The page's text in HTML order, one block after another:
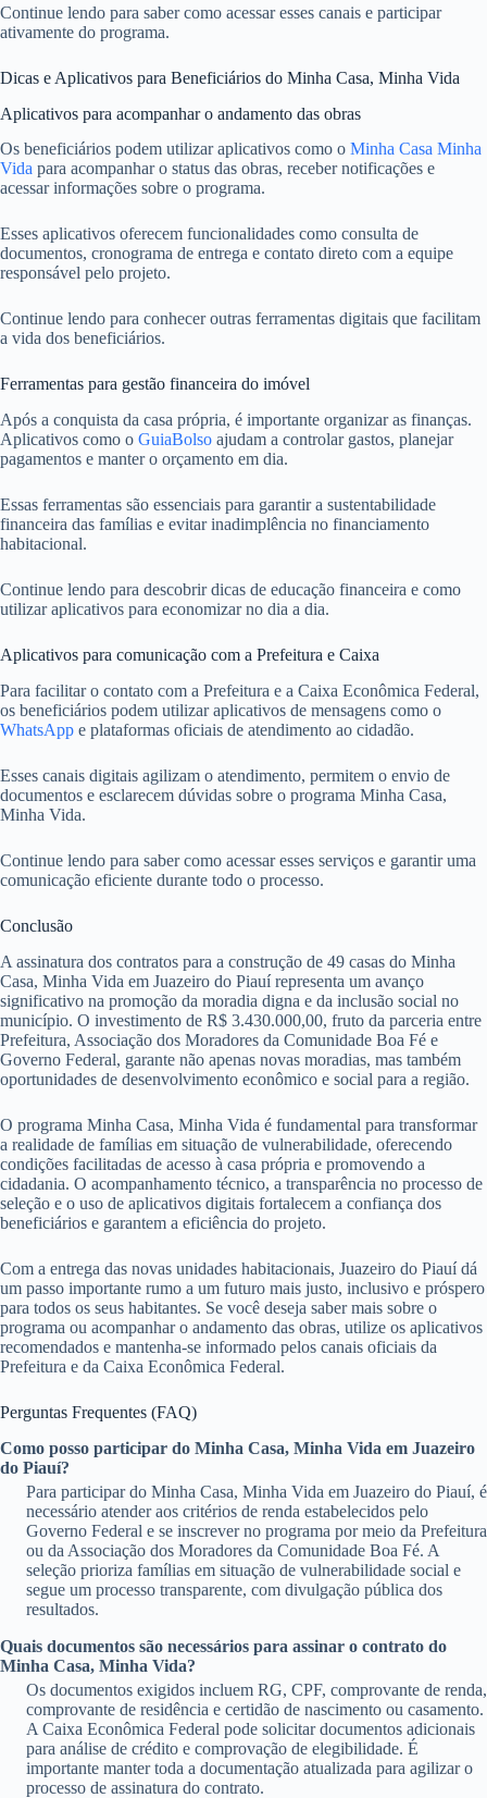
Continue lendo para saber como acessar esses canais e participar
ativamente do programa.
Dicas e Aplicativos para Beneficiários do Minha Casa, Minha Vida
Aplicativos para acompanhar o andamento das obras
Os beneficiários podem utilizar aplicativos como o Minha Casa Minha
Vida para acompanhar o status das obras, receber notificações e
acessar informações sobre o programa.
Esses aplicativos oferecem funcionalidades como consulta de
documentos, cronograma de entrega e contato direto com a equipe
responsável pelo projeto.
Continue lendo para conhecer outras ferramentas digitais que facilitam
a vida dos beneficiários.
Ferramentas para gestão financeira do imóvel
Após a conquista da casa própria, é importante organizar as finanças.
Aplicativos como o GuiaBolso ajudam a controlar gastos, planejar
pagamentos e manter o orçamento em dia.
Essas ferramentas são essenciais para garantir a sustentabilidade
financeira das famílias e evitar inadimplência no financiamento
habitacional.
Continue lendo para descobrir dicas de educação financeira e como
utilizar aplicativos para economizar no dia a dia.
Aplicativos para comunicação com a Prefeitura e Caixa
Para facilitar o contato com a Prefeitura e a Caixa Econômica Federal,
os beneficiários podem utilizar aplicativos de mensagens como o
WhatsApp e plataformas oficiais de atendimento ao cidadão.
Esses canais digitais agilizam o atendimento, permitem o envio de
documentos e esclarecem dúvidas sobre o programa Minha Casa,
Minha Vida.
Continue lendo para saber como acessar esses serviços e garantir uma
comunicação eficiente durante todo o processo.
Conclusão
A assinatura dos contratos para a construção de 49 casas do Minha
Casa, Minha Vida em Juazeiro do Piauí representa um avanço
significativo na promoção da moradia digna e da inclusão social no
município. O investimento de R$ 3.430.000,00, fruto da parceria entre
Prefeitura, Associação dos Moradores da Comunidade Boa Fé e
Governo Federal, garante não apenas novas moradias, mas também
oportunidades de desenvolvimento econômico e social para a região.
O programa Minha Casa, Minha Vida é fundamental para transformar
a realidade de famílias em situação de vulnerabilidade, oferecendo
condições facilitadas de acesso à casa própria e promovendo a
cidadania. O acompanhamento técnico, a transparência no processo de
seleção e o uso de aplicativos digitais fortalecem a confiança dos
beneficiários e garantem a eficiência do projeto.
Com a entrega das novas unidades habitacionais, Juazeiro do Piauí dá
um passo importante rumo a um futuro mais justo, inclusivo e próspero
para todos os seus habitantes. Se você deseja saber mais sobre o
programa ou acompanhar o andamento das obras, utilize os aplicativos
recomendados e mantenha-se informado pelos canais oficiais da
Prefeitura e da Caixa Econômica Federal.
Perguntas Frequentes (FAQ)
Como posso participar do Minha Casa, Minha Vida em Juazeiro
do Piauí?
Para participar do Minha Casa, Minha Vida em Juazeiro do Piauí, é
necessário atender aos critérios de renda estabelecidos pelo
Governo Federal e se inscrever no programa por meio da Prefeitura
ou da Associação dos Moradores da Comunidade Boa Fé. A
seleção prioriza famílias em situação de vulnerabilidade social e
segue um processo transparente, com divulgação pública dos
resultados.
Quais documentos são necessários para assinar o contrato do
Minha Casa, Minha Vida?
Os documentos exigidos incluem RG, CPF, comprovante de renda,
comprovante de residência e certidão de nascimento ou casamento.
A Caixa Econômica Federal pode solicitar documentos adicionais
para análise de crédito e comprovação de elegibilidade. É
importante manter toda a documentação atualizada para agilizar o
processo de assinatura do contrato.